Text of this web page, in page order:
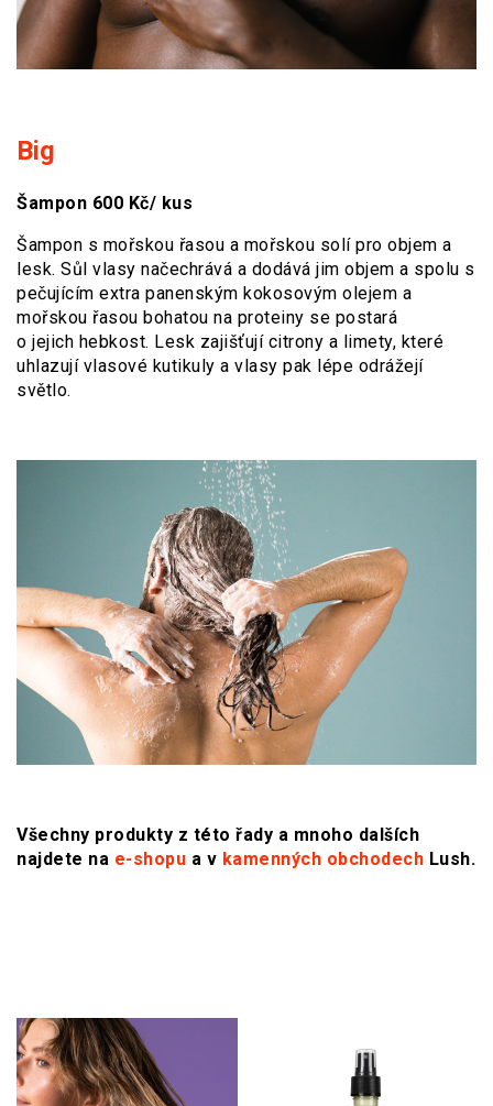
Big
Šampon 600 Kč/ kus
Šampon s mořskou řasou a mořskou solí pro objem a
lesk. Sůl vlasy načechrává a dodává jim objem a spolu s
pečujícím extra panenským kokosovým olejem a
mořskou řasou bohatou na proteiny se postará
o jejich hebkost. Lesk zajišťují citrony a limety, které
uhlazují vlasové kutikuly a vlasy pak lépe odrážejí
světlo.
Všechny produkty z této řady a mnoho dalších
najdete na e-shopu a v kamenných obchodech Lush.